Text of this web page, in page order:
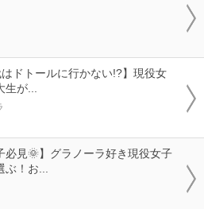
ドトールに行かない!?】現役女
が...
必見🌞】グラノーラ好き現役女子
ぶ！お...